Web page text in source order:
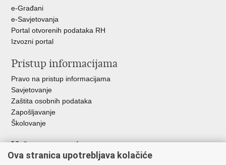
e-Građani
e-Savjetovanja
Portal otvorenih podataka RH
Izvozni portal
Pristup informacijama
Pravo na pristup informacijama
Savjetovanje
Zaštita osobnih podataka
Zapošljavanje
Školovanje
Važne poveznice
Ministarstvo unutarnjih poslova
Ova stranica upotrebljava kolačiće